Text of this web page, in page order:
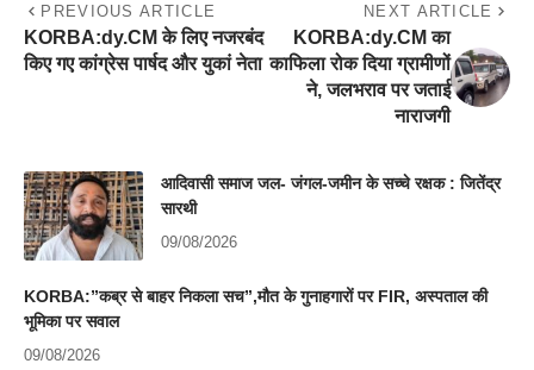
PREVIOUS ARTICLE
KORBA:dy.CM के लिए नजरबंद
किए गए कांग्रेस पार्षद और युकां नेता
NEXT ARTICLE
KORBA:dy.CM का
काफिला रोक दिया ग्रामीणों
ने, जलभराव पर जताई
नाराजगी
आदिवासी समाज जल- जंगल-जमीन के सच्चे रक्षक : जितेंद्र
सारथी
09/08/2026
KORBA:”कब्र से बाहर निकला सच”,मौत के गुनाहगारों पर FIR, अस्पताल की
भूमिका पर सवाल
09/08/2026